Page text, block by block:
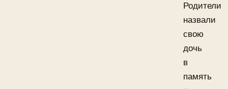
Родители
назвали
свою
дочь
в
память